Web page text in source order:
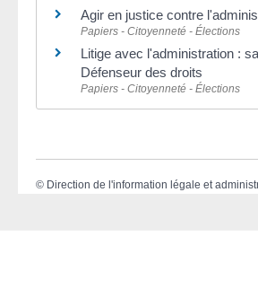
Agir en justice contre
Papiers - Citoyenneté - Élections
Litige avec l'administration :
Défenseur des droits
Papiers - Citoyenneté - Élections
© Direction de l'information légale et